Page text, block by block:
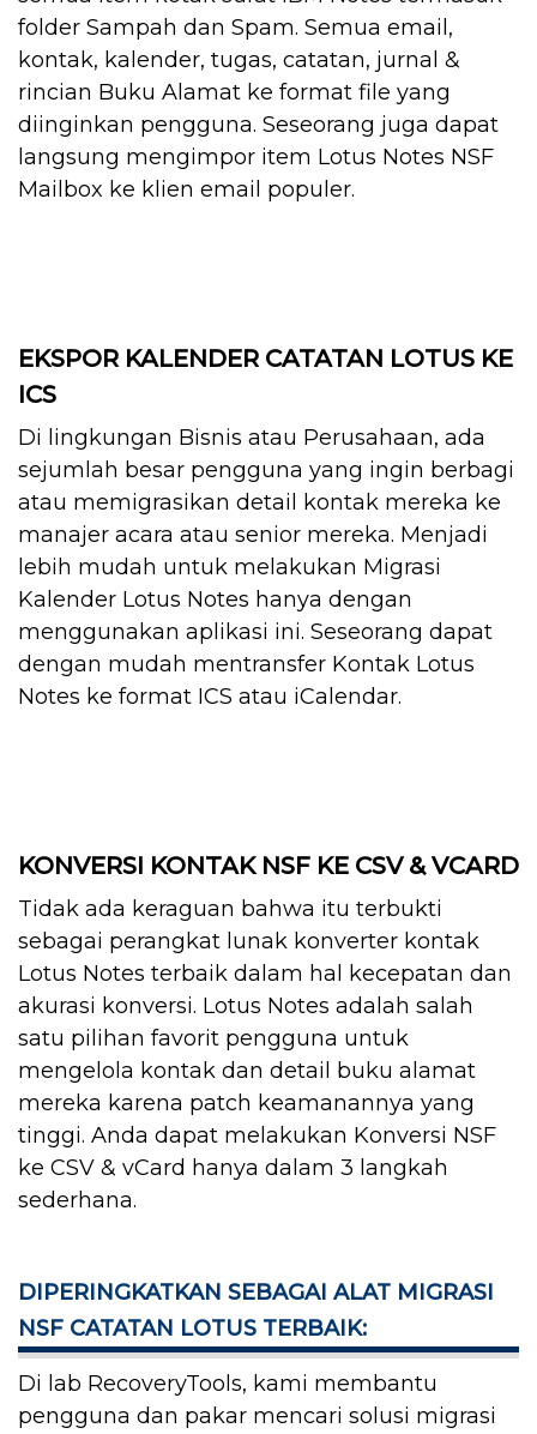
folder Sampah dan Spam. Semua email,
kontak, kalender, tugas, catatan, jurnal &
rincian Buku Alamat ke format file yang
diinginkan pengguna. Seseorang juga dapat
langsung mengimpor item Lotus Notes NSF
Mailbox ke klien email populer.
EKSPOR KALENDER CATATAN LOTUS KE
ICS
Di lingkungan Bisnis atau Perusahaan, ada
sejumlah besar pengguna yang ingin berbagi
atau memigrasikan detail kontak mereka ke
manajer acara atau senior mereka. Menjadi
lebih mudah untuk melakukan Migrasi
Kalender Lotus Notes hanya dengan
menggunakan aplikasi ini. Seseorang dapat
dengan mudah mentransfer Kontak Lotus
Notes ke format ICS atau iCalendar.
KONVERSI KONTAK NSF KE CSV & VCARD
Tidak ada keraguan bahwa itu terbukti
sebagai perangkat lunak konverter kontak
Lotus Notes terbaik dalam hal kecepatan dan
akurasi konversi. Lotus Notes adalah salah
satu pilihan favorit pengguna untuk
mengelola kontak dan detail buku alamat
mereka karena patch keamanannya yang
tinggi. Anda dapat melakukan Konversi NSF
ke CSV & vCard hanya dalam 3 langkah
sederhana.
DIPERINGKATKAN SEBAGAI ALAT MIGRASI
NSF CATATAN LOTUS TERBAIK:
Di lab RecoveryTools, kami membantu
pengguna dan pakar mencari solusi migrasi